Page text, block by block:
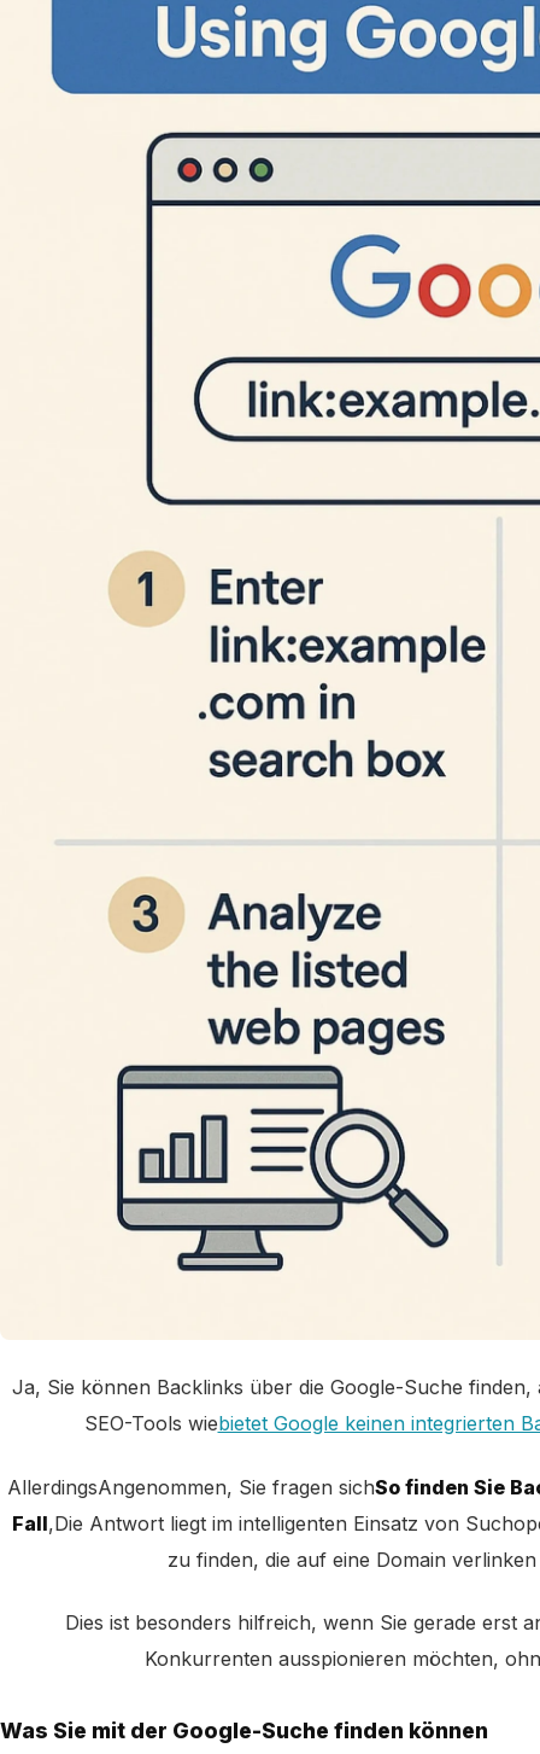
Ja, Sie können Backlinks über die Google-Suche
SEO-Tools wiebietet Google keinen integrierten
AllerdingsAngenommen, Sie fragen sichSo finden Sie
Fall,Die Antwort liegt im intelligenten Einsatz von
zu finden, die auf eine Domain
Dies ist besonders hilfreich, wenn Sie gerade erst
Konkurrenten ausspionieren möchten,
Was Sie mit der Google-Suche finden können